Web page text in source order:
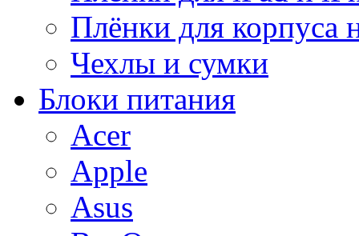
Плёнки для корпуса
Чехлы и сумки
Блоки питания
Acer
Apple
Asus